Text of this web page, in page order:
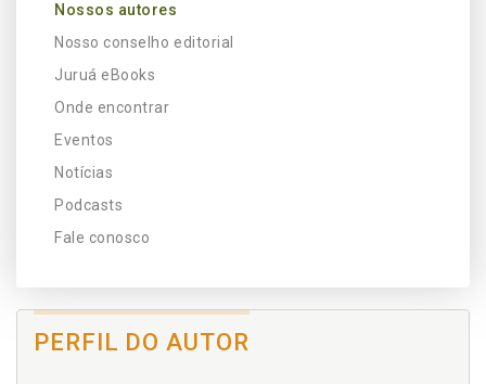
Nossos autores
Nosso conselho editorial
Juruá eBooks
Onde encontrar
Eventos
Notícias
Podcasts
Fale conosco
PERFIL DO AUTOR